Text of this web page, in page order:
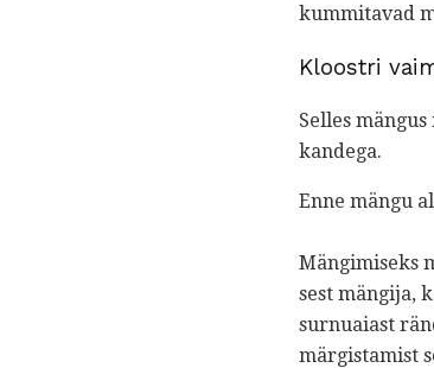
kummitavad
Kloostri
Selles
kandega.
Enne mängu
Mängimiseks
sest mängija,
surnuaiast
märgistamist